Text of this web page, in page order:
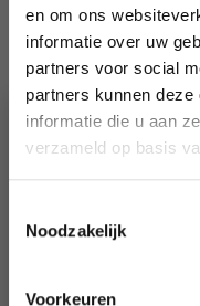
en om ons
informatie over uw
partners voor social
partners kunnen
informatie die u aan
verzameld op basis
Noodzakelijk
Voorkeuren
Merk
Dimehouse
EAN
8720239820058
Prijs